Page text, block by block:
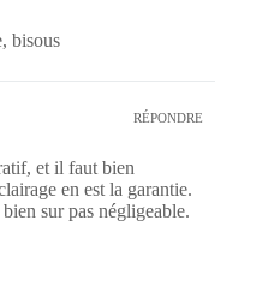
bisous
RÉPONDRE
et il faut bien
en est la garantie.
sur pas négligeable.